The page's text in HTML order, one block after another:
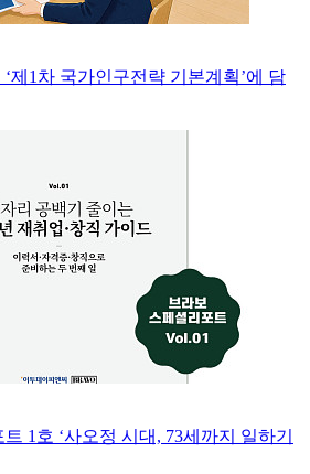
제1차 국가인구전략 기본계획’에 담
1호 ‘사오정 시대, 73세까지 일하기